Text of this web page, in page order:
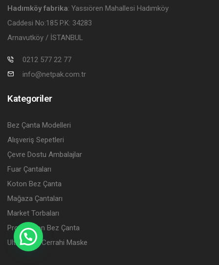
Kategoriler
Bez Çanta Modelleri
Alışveriş Sepetleri
Çevre Dostu Ambalajlar
Fuar Çantaları
Koton Bez Çanta
Mağaza Çantaları
Market Torbaları
Promosyon Bez Çanta
Ultramask Cerrahi Maske
Hadımköy fabrika: Yassıören Mahallesi Hadımköy
Caddesi No:185 P.K: 34283
Arnavutköy / İSTANBUL
0212 577 22 77
info@netpak.com.tr